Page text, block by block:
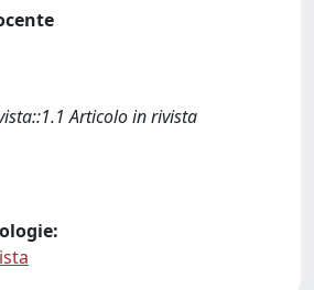
Articolo in rivista